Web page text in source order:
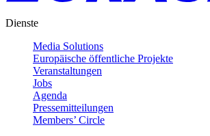
Dienste
Media Solutions
Europäische öffentliche Projekte
Veranstaltungen
Jobs
Agenda
Pressemitteilungen
Members’ Circle